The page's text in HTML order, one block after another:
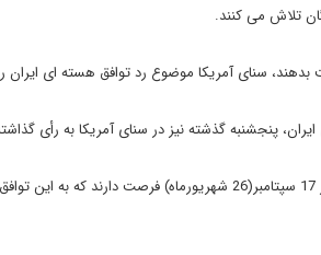
تلاش می کنند.
پنجشنبه گذشته نیز در سنای آمریکا به رأی